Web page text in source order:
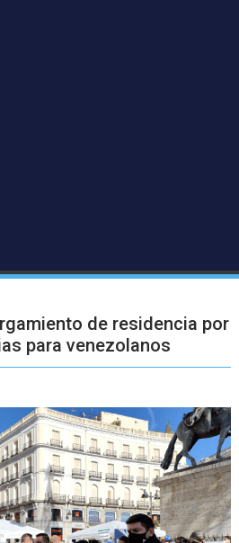
de residencia por
para venezolanos